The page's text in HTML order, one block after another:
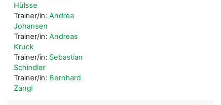
Hülsse
Trainer/in: Andrea
Johansen
Trainer/in: Andreas
Kruck
Trainer/in: Sebastian
Schindler
Trainer/in: Bernhard
Zangl